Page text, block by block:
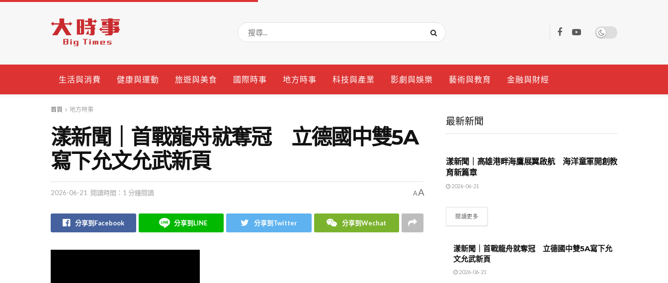
生活與消費 健康與運動 旅遊與美食 國際時事 地方時事 科技與產業 影劇與娛樂 藝術與教育 金融與財經
首頁 地方時事
漾新聞｜首戰龍舟就奪冠 立德國中雙5A
寫下允文允武新頁
2026-06-21 閱讀時間：1 分鐘閱讀 AA
分享到Facebook 分享到LINE 分享到Twitter 分享到Wechat
最新新聞
地方時事
漾新聞｜高雄港畔海鷹展翼啟航 海洋童軍開創教
育新篇章
2026-06-21
閱讀更多
漾新聞｜首戰龍舟就奪冠 立德國中雙5A寫下允
文允武新頁
2026-06-21